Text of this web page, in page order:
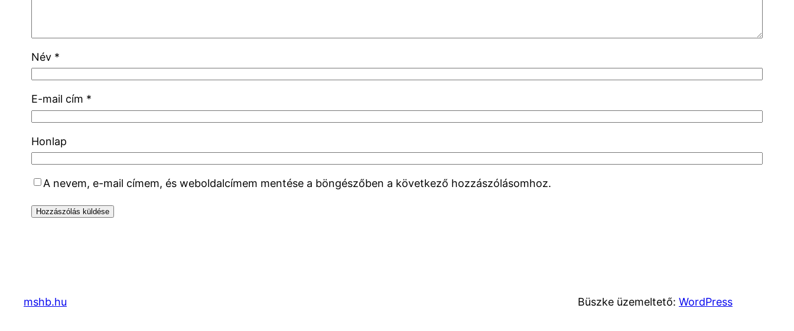
Név *
E-mail cím *
Honlap
A nevem, e-mail címem, és weboldalcímem mentése a böngészőben a következő hozzászólásomhoz.
mshb.hu Büszke üzemeltető: WordPress